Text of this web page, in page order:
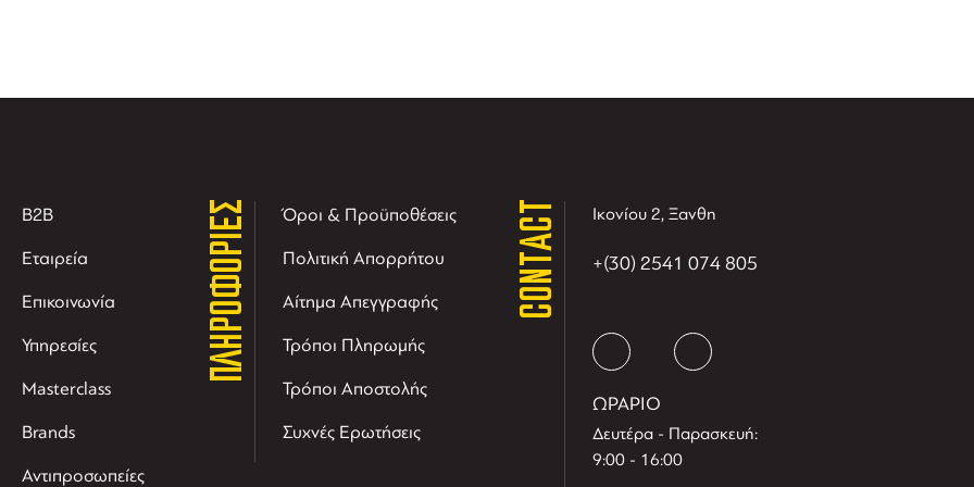
B2B
Εταιρεία
Επικοινωνία
Υπηρεσίες
Masterclass
Brands
Αντιπροσωπείες
ΠΛΗΡΟΦΟΡΙΕΣ Όροι & Προϋποθέσεις
Πολιτική Απορρήτου
Αίτημα Απεγγραφής
Τρόποι Πληρωμής
Τρόποι Αποστολής
Συχνές Ερωτήσεις
CONTACT Ικονίου 2, Ξανθη
+(30) 2541 074 805
ΩΡΑΡΙΟ
Δευτέρα - Παρασκευή:
9:00 - 16:00